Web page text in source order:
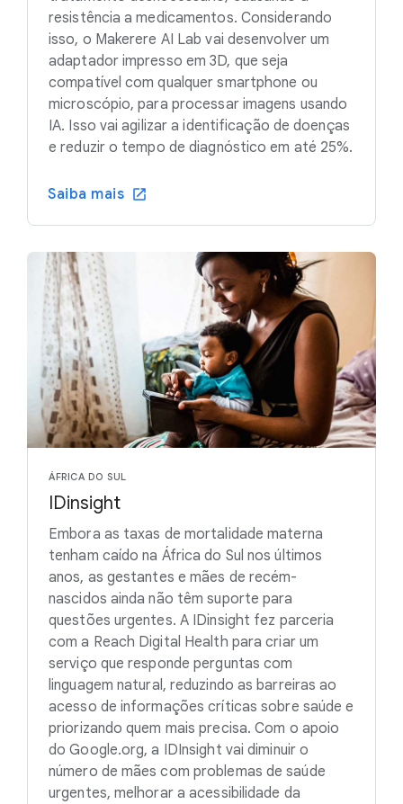
resistência a medicamentos. Considerando
isso, o Makerere AI Lab vai desenvolver um
adaptador impresso em 3D, que seja
compatível com qualquer smartphone ou
microscópio, para processar imagens usando
IA. Isso vai agilizar a identificação de doenças
e reduzir o tempo de diagnóstico em até 25%.
Saiba mais
ÁFRICA DO SUL
IDinsight
Embora as taxas de mortalidade materna
tenham caído na África do Sul nos últimos
anos, as gestantes e mães de recém-
nascidos ainda não têm suporte para
questões urgentes. A IDinsight fez parceria
com a Reach Digital Health para criar um
serviço que responde perguntas com
linguagem natural, reduzindo as barreiras ao
acesso de informações críticas sobre saúde e
priorizando quem mais precisa. Com o apoio
do Google.org, a IDInsight vai diminuir o
número de mães com problemas de saúde
urgentes, melhorar a acessibilidade da